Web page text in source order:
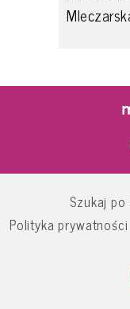
Szukaj po
Polityka prywatności